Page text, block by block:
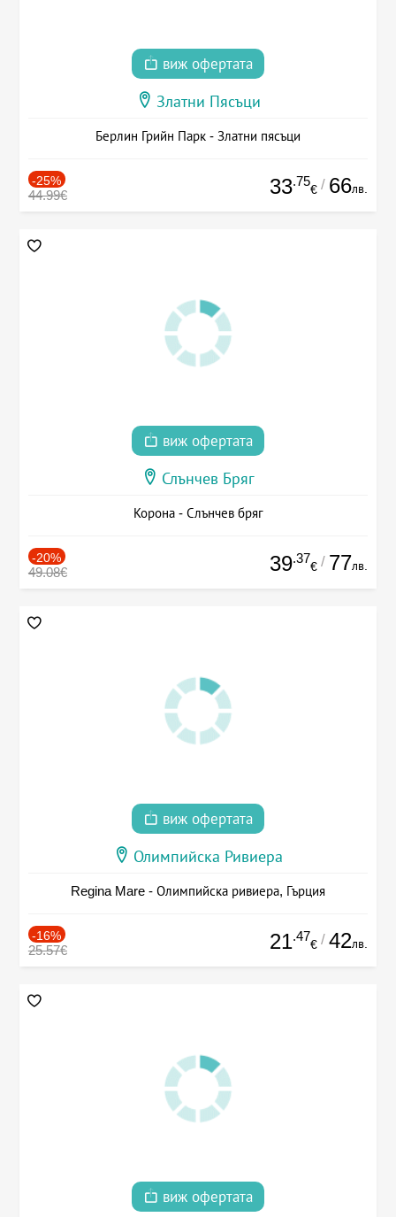
виж офертата
Златни Пясъци
Берлин Грийн Парк - Златни пясъци
-25%
44.99€ 33.75
€ / 66лв.
виж офертата
Слънчев Бряг
Корона - Слънчев бряг
-20%
49.08€ 39.37
€ / 77лв.
виж офертата
Олимпийска Ривиера
Regina Mare - Олимпийска ривиера, Гърция
-16%
25.57€ 21.47
€ / 42лв.
виж офертата